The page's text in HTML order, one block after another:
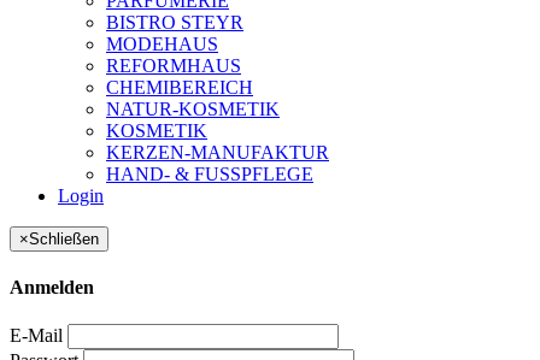
BISTRO STEYR
MODEHAUS
REFORMHAUS
CHEMIBEREICH
NATUR-KOSMETIK
KOSMETIK
KERZEN-MANUFAKTUR
HAND- & FUSSPFLEGE
Login
×Schließen
Anmelden
E-Mail